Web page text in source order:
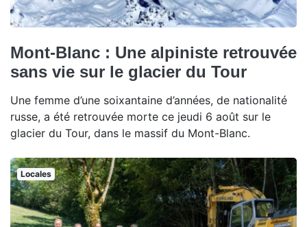
Mont-Blanc : Une alpiniste retrouvée
sans vie sur le glacier du Tour
Une femme d’une soixantaine d’années, de nationalité
russe, a été retrouvée morte ce jeudi 6 août sur le
glacier du Tour, dans le massif du Mont-Blanc.
Locales